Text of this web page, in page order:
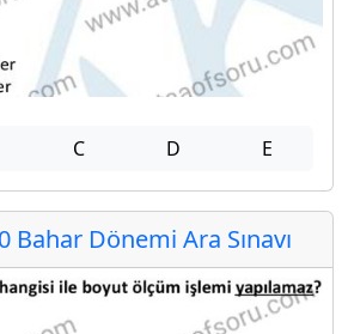
C D E
Bahar Dönemi Ara Sınavı